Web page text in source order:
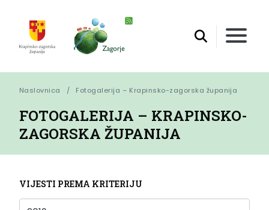
Naslovnica Fotogalerija – Krapinsko-zagorska županija
FOTOGALERIJA – KRAPINSKO-
ZAGORSKA ŽUPANIJA
VIJESTI PREMA KRITERIJU